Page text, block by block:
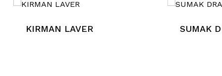
KIRMAN LAVER SUMAK